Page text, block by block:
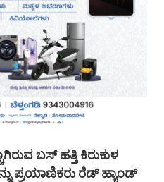
ಬಸ್ ಹತ್ತಿ ಕಿರುಕುಳ
ಪ್ರಯಾಣಿಕರು ರೆಡ್ ಹ್ಯಾಂಡ್